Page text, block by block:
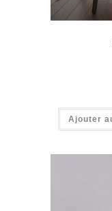
Ajouter